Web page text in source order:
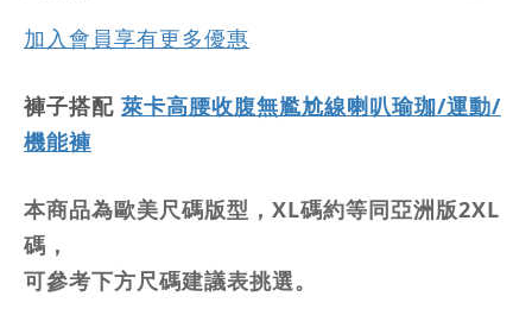
加入會員享有更多優惠
褲子搭配 萊卡高腰收腹無尷尬線喇叭瑜珈/運動/
機能褲
本商品為歐美尺碼版型，XL碼約等同亞洲版2XL
碼，
可參考下方尺碼建議表挑選。